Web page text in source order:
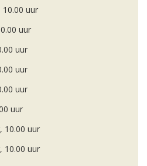
uur
uur
uur
uur
uur
uur
10.00 uur
10.00 uur